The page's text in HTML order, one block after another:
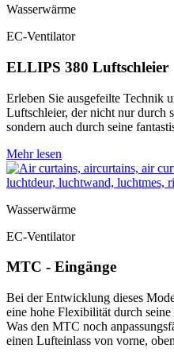
Wasserwärme
EC-Ventilator
ELLIPS 380 Luftschleier
Erleben Sie ausgefeilte Technik
Luftschleier, der nicht nur durch
sondern auch durch seine
Mehr lesen
Wasserwärme
EC-Ventilator
MTC - Eingänge
Bei der Entwicklung dieses
eine hohe Flexibilität durch
Was den MTC noch
einen Lufteinlass von vorne,